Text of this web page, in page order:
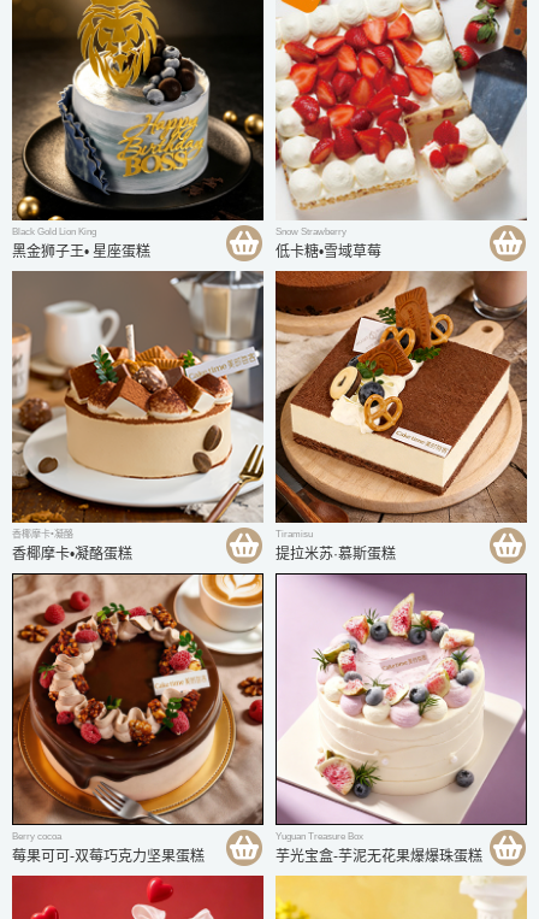
Black Gold Lion King
黑金狮子王• 星座蛋糕
Snow Strawberry
低卡糖•雪域草莓
香椰摩卡•凝酪
香椰摩卡•凝酪蛋糕
Tiramisu
提拉米苏·慕斯蛋糕
Berry cocoa
莓果可可-双莓巧克力坚果蛋糕
Yuguan Treasure Box
芋光宝盒-芋泥无花果爆爆珠蛋糕